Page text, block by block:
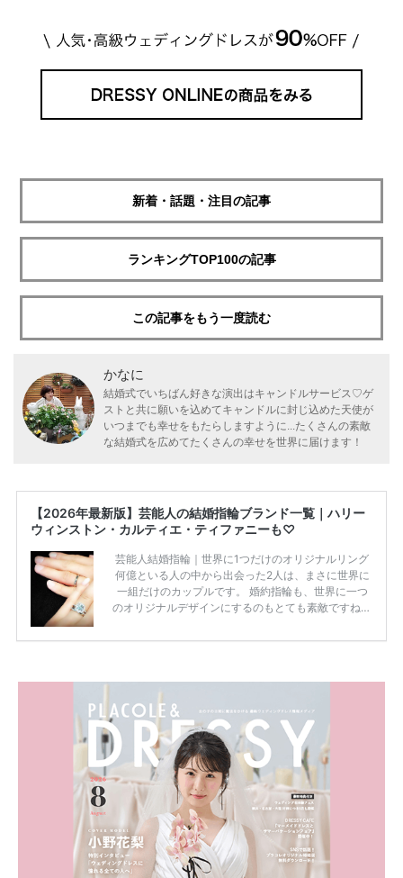
新着・話題・注目の記事
ランキングTOP100の記事
この記事をもう一度読む
かなに
結婚式でいちばん好きな演出はキャンドルサービス♡ゲ
ストと共に願いを込めてキャンドルに封じ込めた天使が
いつまでも幸せをもたらしますように...たくさんの素敵
な結婚式を広めてたくさんの幸せを世界に届けます！
【2026年最新版】芸能人の結婚指輪ブランド一覧｜ハリー
ウィンストン・カルティエ・ティファニーも♡
芸能人結婚指輪｜世界に1つだけのオリジナルリング
何億といる人の中から出会った2人は、まさに世界に
一組だけのカップルです。 婚約指輪も、世界に一つ
のオリジナルデザインにするのもとても素敵ですね♡
のを形にするのも想い出になります。 上戸彩さん・H
は、HIROさんの お知り合いのデザイナーに頼んだ特
注品とのこと。 ダイヤモンドがたくさん散りばめら
続きを読む